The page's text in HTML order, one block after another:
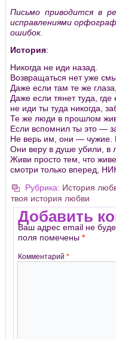
Письмо приводится в
исправлениями
ошибок.
История:
Никогда не иди назад.
Возвращаться нет уже
Даже если там те же
Даже если тянет туда,
не иди ты туда никогда,
Те же люди в прошлом
Если вспомнил ты это —
Не верь им, они — чужие.
Они веру в душе убили, в
Живи просто тем, что
смотри только вперед,
Рубрика: История
твоя история любви
Добавить
Ваш адрес email не
поля помечены*
Комментарий*